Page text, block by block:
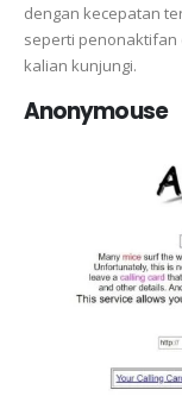
dengan kecepatan
seperti penonaktifan
kalian kunjungi.
Anonymouse